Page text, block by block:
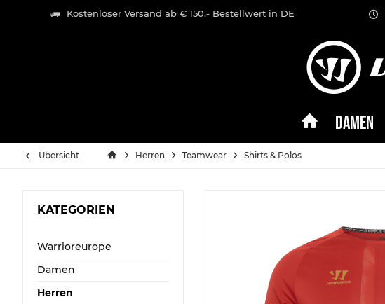
Kostenloser Versand ab € 150,- Bestellwert in DE
DAMEN
Übersicht Herren Teamwear Shirts & Polos
KATEGORIEN
Warrioreurope
Damen
Herren